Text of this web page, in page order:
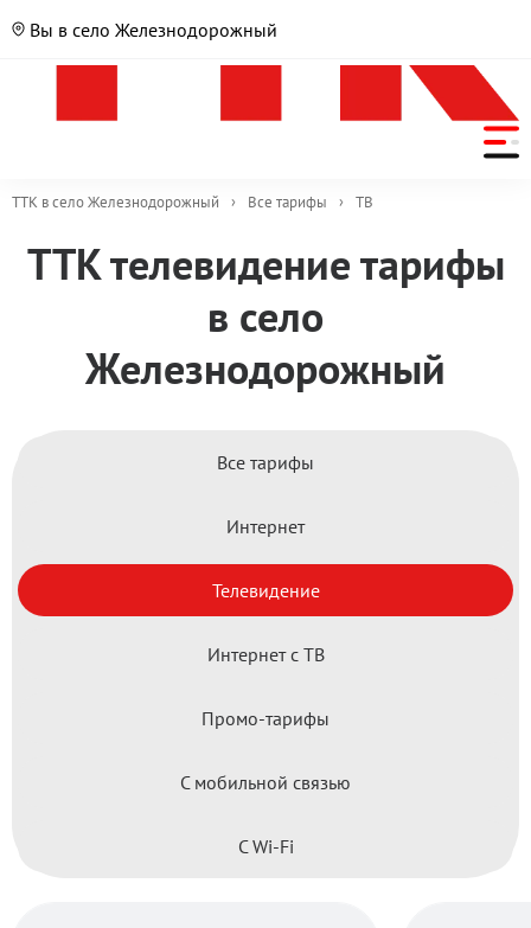
Вы в село Железнодорожный
ТТК в село Железнодорожный › Все тарифы › ТВ
ТТК телевидение тарифы
в село
Железнодорожный
Все тарифы
Интернет
Телевидение
Интернет с ТВ
Промо-тарифы
С мобильной связью
С Wi-Fi